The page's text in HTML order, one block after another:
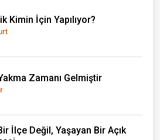
Kimin İçin Yapılıyor?
Zamanı Gelmiştir
İlçe Değil, Yaşayan Bir Açık